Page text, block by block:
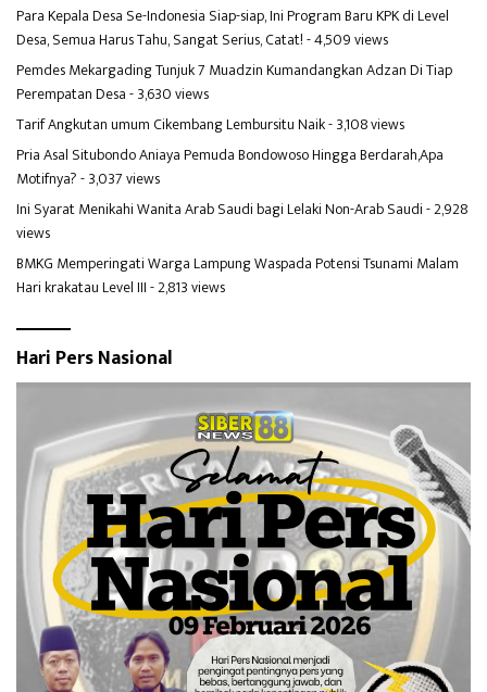
Para Kepala Desa Se-Indonesia Siap-siap, Ini Program Baru KPK di Level
Desa, Semua Harus Tahu, Sangat Serius, Catat!- 4,509 views
Pemdes Mekargading Tunjuk 7 Muadzin Kumandangkan Adzan Di Tiap
Perempatan Desa- 3,630 views
Tarif Angkutan umum Cikembang Lembursitu Naik- 3,108 views
Pria Asal Situbondo Aniaya Pemuda Bondowoso Hingga Berdarah,Apa
Motifnya?- 3,037 views
Ini Syarat Menikahi Wanita Arab Saudi bagi Lelaki Non-Arab Saudi- 2,928
views
BMKG Memperingati Warga Lampung Waspada Potensi Tsunami Malam
Hari krakatau Level III- 2,813 views
Hari Pers Nasional